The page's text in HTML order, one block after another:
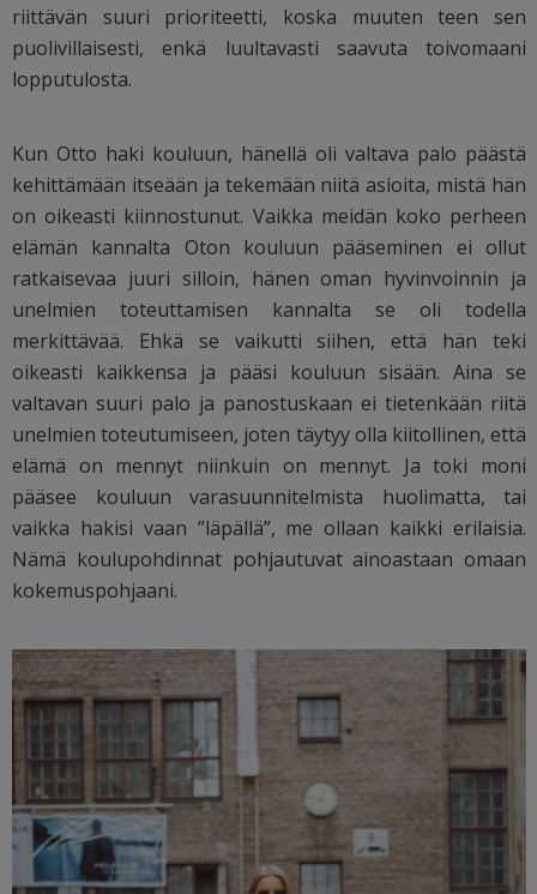
riittävän suuri prioriteetti, koska muuten teen sen
puolivillaisesti, enkä luultavasti saavuta toivomaani
lopputulosta.
Kun Otto haki kouluun, hänellä oli valtava palo päästä
kehittämään itseään ja tekemään niitä asioita, mistä hän
on oikeasti kiinnostunut. Vaikka meidän koko perheen
elämän kannalta Oton kouluun pääseminen ei ollut
ratkaisevaa juuri silloin, hänen oman hyvinvoinnin ja
unelmien toteuttamisen kannalta se oli todella
merkittävää. Ehkä se vaikutti siihen, että hän teki
oikeasti kaikkensa ja pääsi kouluun sisään. Aina se
valtavan suuri palo ja panostuskaan ei tietenkään riitä
unelmien toteutumiseen, joten täytyy olla kiitollinen, että
elämä on mennyt niinkuin on mennyt. Ja toki moni
pääsee kouluun varasuunnitelmista huolimatta, tai
vaikka hakisi vaan ”läpällä”, me ollaan kaikki erilaisia.
Nämä koulupohdinnat pohjautuvat ainoastaan omaan
kokemuspohjaani.